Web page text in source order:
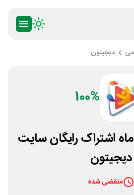
دیجیتون
100%
اشتراک رایگان سایت
دیجیتون
منقضی شده